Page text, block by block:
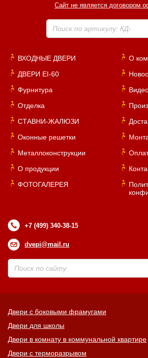
Сайт не является договором
Поиск по артикулу: КД-
ВХОДНЫЕ ДВЕРИ
ДВЕРИ EI-60
Фурнитура
Отделка
СТАВНИ-ЖАЛЮЗИ
Оконные решетки
Металлоконструкции
О продукции
ФОТОГАЛЕРЕЯ
О
+7 (499) 340-38-15
dvepi@mail.ru
Двери с боковыми фрамугами
Двери для школы
Двери в комнату в коммунальной квартире
Двери с терморазрывом